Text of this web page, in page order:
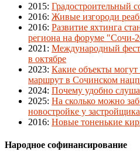
2015: Градостроительный
2016: Живые изгороди
2016: Развитие яхтинга
региона на форуме "Сочи-
2021 : Международный
в октябре
2023: Какие объекты могут
маршрут в Сочинском
2024: Почему удобно
2025: На сколько можно
новостройке у застройщика
2016: Новые тоненькие
Народное софинансирование